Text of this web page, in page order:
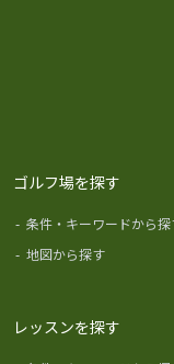
ゴルフ場を探す
- 条件・キーワードから探
- 地図から探す
レッスンを探す